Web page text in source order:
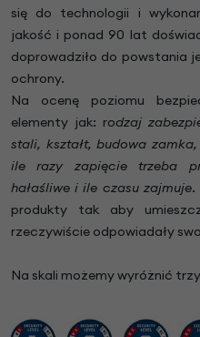
się do technologii i
jakość i ponad 90 lat
doprowadziło do powstania
ochrony.
Na ocenę poziomu
elementy jak: rodzaj
stali, kształt, budowa
ile razy zapięcie trzeba
hałaśliwe i ile czasu zajmuje.
produkty tak aby
rzeczywiście odpowiadały
Na skali możemy wyróżnić